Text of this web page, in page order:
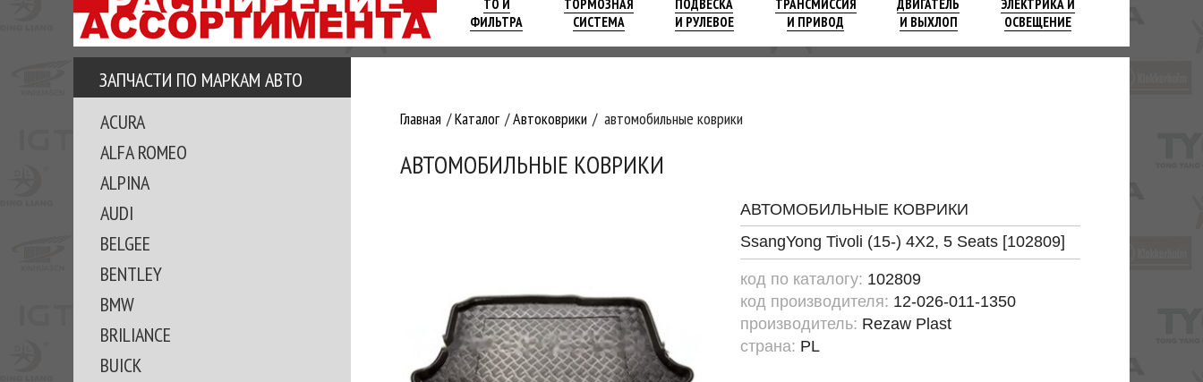
ТО И
ФИЛЬТРА
ТОРМОЗНАЯ
СИСТЕМА
ПОДВЕСКА
И РУЛЕВОЕ
ТРАНСМИССИЯ
И ПРИВОД
ДВИГАТЕЛЬ
И ВЫХЛОП
ЭЛЕКТРИКА И
ОСВЕЩЕНИЕ
ЗАПЧАСТИ ПО МАРКАМ АВТО
ACURA
ALFA ROMEO
ALPINA
AUDI
BELGEE
BENTLEY
BMW
BRILIANCE
BUICK
Главная Каталог Автоковрики автомобильные коврики
АВТОМОБИЛЬНЫЕ КОВРИКИ
АВТОМОБИЛЬНЫЕ КОВРИКИ
SsangYong Tivoli (15-) 4X2, 5 Seats [102809]
код по каталогу: 102809
код производителя: 12-026-011-1350
производитель: Rezaw Plast
страна: PL